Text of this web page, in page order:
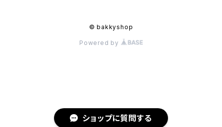
ショップに質問する
© bakkyshop
Powered by